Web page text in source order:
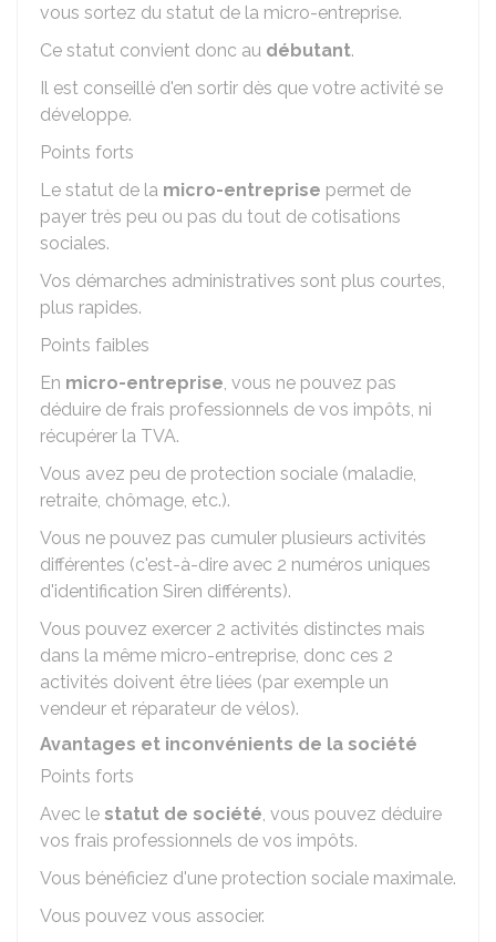
vous sortez du statut de la micro-entreprise.
Ce statut convient donc au débutant.
Il est conseillé d'en sortir dès que votre activité se
développe.
Points forts
Le statut de la micro-entreprise permet de
payer très peu ou pas du tout de cotisations
sociales.
Vos démarches administratives sont plus courtes,
plus rapides.
Points faibles
En micro-entreprise, vous ne pouvez pas
déduire de frais professionnels de vos impôts, ni
récupérer la TVA.
Vous avez peu de protection sociale (maladie,
retraite, chômage, etc.).
Vous ne pouvez pas cumuler plusieurs activités
différentes (c'est-à-dire avec 2 numéros uniques
d'identification Siren différents).
Vous pouvez exercer 2 activités distinctes mais
dans la même micro-entreprise, donc ces 2
activités doivent être liées (par exemple un
vendeur et réparateur de vélos).
Avantages et inconvénients de la société
Points forts
Avec le statut de société, vous pouvez déduire
vos frais professionnels de vos impôts.
Vous bénéficiez d'une protection sociale maximale.
Vous pouvez vous associer.